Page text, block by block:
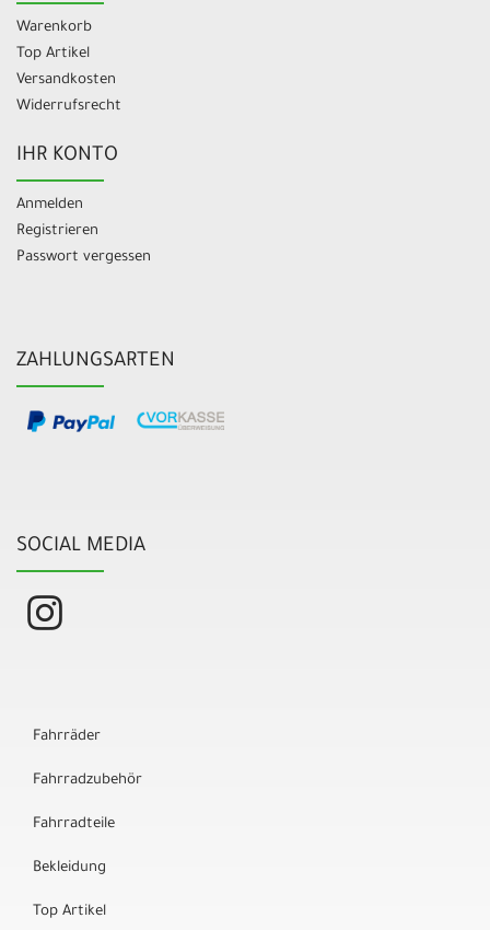
Warenkorb
Top Artikel
Versandkosten
Widerrufsrecht
IHR KONTO
Anmelden
Registrieren
Passwort vergessen
ZAHLUNGSARTEN
SOCIAL MEDIA
Fahrräder
Fahrradzubehör
Fahrradteile
Bekleidung
Top Artikel